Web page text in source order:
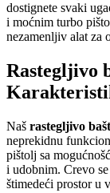
dostignete svaki
i moćnim turbo
nezamenljiv alat za
Rastegljivo
Naš rastegljivo
neprekidnu
pištolj sa
i udobnim. Crevo
štimedeći prostor u